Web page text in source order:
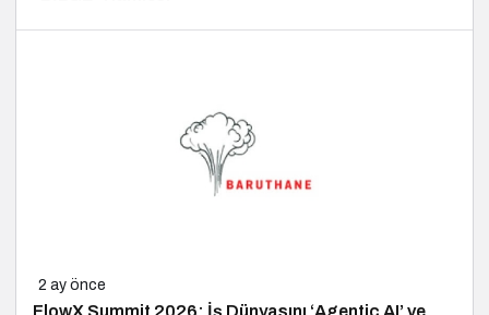
2 ay önce
FlowX Summit 2026: İş Dünyasını ‘Agentic AI’ ve